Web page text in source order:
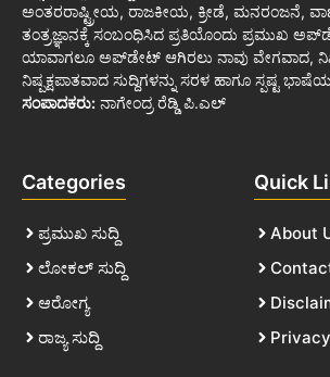
ಅಂತರರಾಷ್ಟ್ರೀಯ, ರಾಜಕೀಯ, ಕ್ರೀಡೆ, ಮನರಂಜನೆ,
ತಂತ್ರಜ್ಞಾನಕ್ಕೆ ಸಂಬಂಧಿಸಿದ ಪ್ರತಿಯೊಂದು ಪ್ರಮುಖ
ಯಾವಾಗಲೂ ಅಪ್‌ಡೇಟ್ ಆಗಿರಲು ನಾವು ವೇಗವಾದ,
ನಿಷ್ಪಕ್ಷಪಾತವಾದ ಸುದ್ದಿಗಳನ್ನು ಸರಳ ಹಾಗೂ ಸ್ಪಷ್ಟ
ಸಂಪಾದಕರು: ನಾಗೇಂದ್ರ ರೆಡ್ಡಿ ಪಿ.ಎಲ್
Categories
ಪ್ರಮುಖ ಸುದ್ದಿ
ಲೋಕಲ್ ಸುದ್ದಿ
ಆರೋಗ್ಯ
ರಾಜ್ಯ ಸುದ್ದಿ
Quick
About